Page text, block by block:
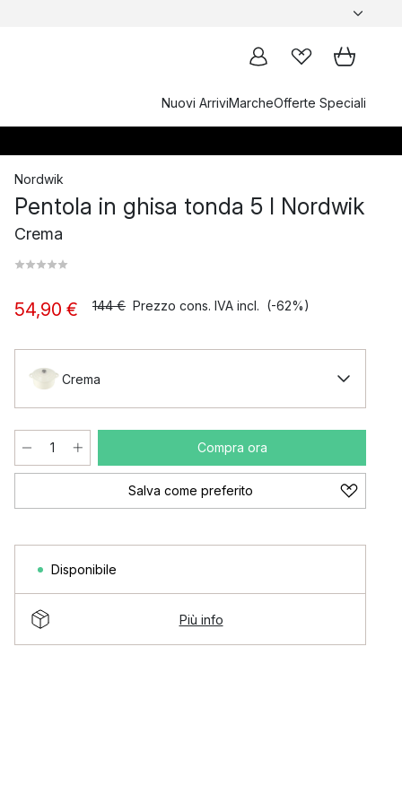
Nuovi ArriviMarcheOfferte Speciali
Nordwik
Pentola in ghisa tonda 5 l Nordwik
Crema
54,90 € 144 € Prezzo cons. IVA incl. (-62%)
Crema
Compra ora
Salva come preferito
Disponibile
Più info